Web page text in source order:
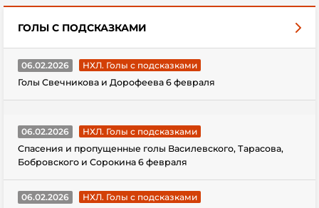
ГОЛЫ С ПОДСКАЗКАМИ
06.02.2026
НХЛ. Голы с подсказками
Голы Свечникова и Дорофеева 6 февраля
06.02.2026
НХЛ. Голы с подсказками
Спасения и пропущенные голы Василевского, Тарасова,
Бобровского и Сорокина 6 февраля
06.02.2026
НХЛ. Голы с подсказками